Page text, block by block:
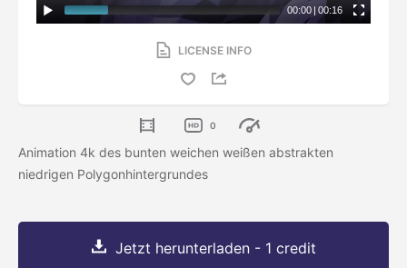
00:00 | 00:16
LICENSE INFO
0
Animation 4k des bunten weichen weißen abstrakten
niedrigen Polygonhintergrundes
Jetzt herunterladen - 1 credit